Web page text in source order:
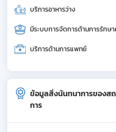
บริการอาหารว่าง
มีระบบการจัดการด้านการรักษ
บริการด้านการแพทย์
ข้อมูลสิ่งนันทนาการของส
การ